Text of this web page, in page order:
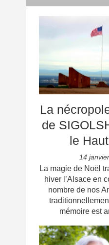
La
de
le
14
La magie de Noël
hiver l’Alsace en
nombre de nos
mémoire est